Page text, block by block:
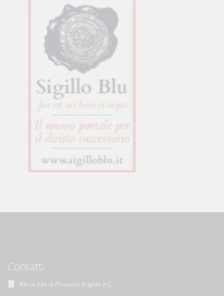
Contatti
Akros Sas di Pirovano Brigida e C.